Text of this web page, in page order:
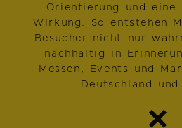
Orientierung und eine
Wirkung. So entstehen
Besucher nicht nur
nachhaltig in
Messen, Events und
Deutschland und